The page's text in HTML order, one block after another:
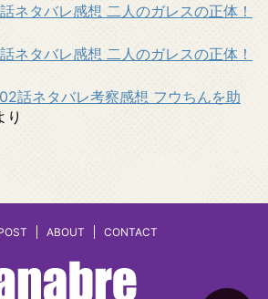
ネタバレ感想 二人のガレスの正体！
ネタバレ感想 二人のガレスの正体！
話ネタバレ考察感想 フウちんを助
り
ABOUT CONTACT